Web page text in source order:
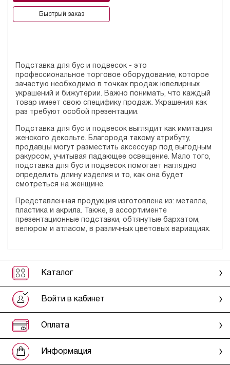
Быстрый заказ
Подставка для бус и подвесок - это
профессиональное торговое оборудование, которое
зачастую необходимо в точках продаж ювелирных
украшений и бижутерии. Важно понимать, что каждый
товар имеет свою специфику продаж. Украшения как
раз требуют особой презентации.
Подставка для бус и подвесок выглядит как имитация
женского декольте. Благородя такому атрибуту,
продавцы могут разместить аксессуар под выгодным
ракурсом, учитывая падающее освещение. Мало того,
подставка для бус и подвесок помогает наглядно
определить длину изделия и то, как она будет
смотреться на женщине.
Представленная продукция изготовлена из: металла,
пластика и акрила. Также, в ассортименте
презентационные подставки, обтянутые бархатом,
велюром и атласом, в различных цветовых вариациях.
Каталог
Войти в кабинет
Оплата
Информация